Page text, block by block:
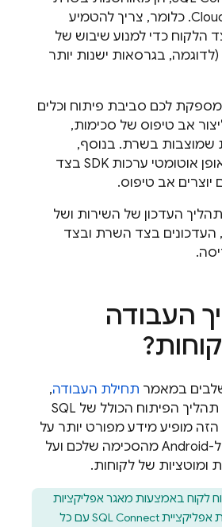
כמו ב-Cloud Functions. כלומר, צריך להטמיע
הלקוח כדי למנוע שיבוש של
בגרסאות ישנות יותר
מספקת לכם סביבת פיתוח וכלים
אב טיפוס של סכימות,
שמוצבות בשרת. בנוסף,
המערכת יוצרת באופן אוטומטי ערכות SDK בצד
אב טיפוס.
העדכון של השירות ושל
העדכונים בצד השרת ובצד
העבודה
במאמר תחילת העבודה,
הפיתוח הכולל של SQL
מופיע מידע מפורט יותר על
יצירת ערכות SDK ל-Android מהסכימה שלכם ועל
ומוטציות של לקוחות.
לקוח באמצעות מאגר אפליקציות
אפליקצייתSQL Connect עם כל